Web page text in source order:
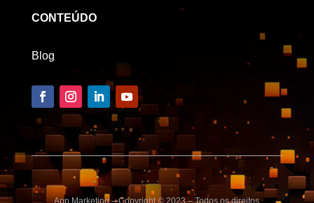
CONTEÚDO
Blog